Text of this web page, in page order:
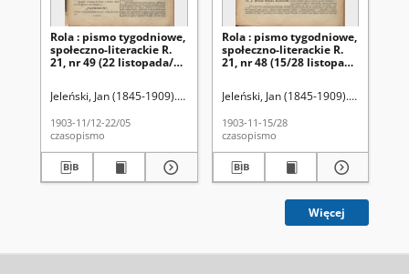
Rola : pismo tygodniowe,
społeczno-literackie R.
21, nr 49 (22 listopada/5
Jeleński, Jan (1845-1909). Red.
1903-11/12-22/05
czasopismo
Rola : pismo tygodniowe,
społeczno-literackie R.
21, nr 48 (15/28 listopada
Jeleński, Jan (1845-1909). Red.
1903-11-15/28
czasopismo
Więcej